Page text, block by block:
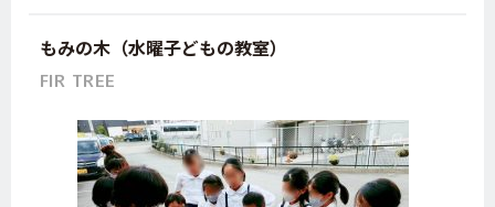
もみの木（水曜子どもの教室）
FIR TREE